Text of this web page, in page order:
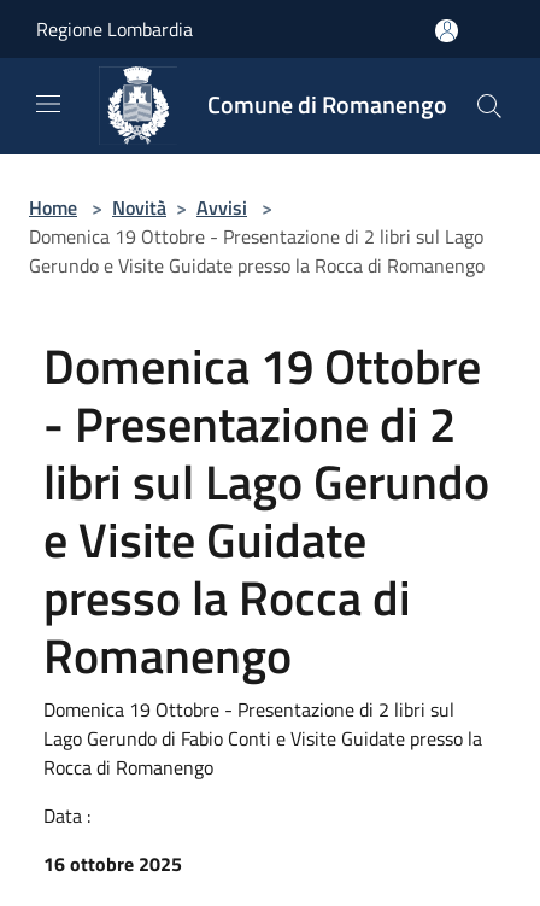
Regione Lombardia
Comune di Romanengo
Home > Novità > Avvisi >
Domenica 19 Ottobre - Presentazione di 2 libri sul Lago
Gerundo e Visite Guidate presso la Rocca di Romanengo
Domenica 19 Ottobre
- Presentazione di 2
libri sul Lago Gerundo
e Visite Guidate
presso la Rocca di
Romanengo
Domenica 19 Ottobre - Presentazione di 2 libri sul
Lago Gerundo di Fabio Conti e Visite Guidate presso la
Rocca di Romanengo
Data :
16 ottobre 2025